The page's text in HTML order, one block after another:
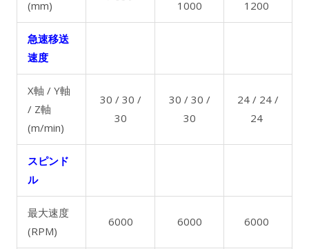
(mm)
1000
1200
急速移送
速度
X軸 / Y軸
/ Z軸
(m/min)
30 / 30 /
30
30 / 30 /
30
24 / 24 /
24
スピンド
ル
最大速度
(RPM)
6000 6000 6000